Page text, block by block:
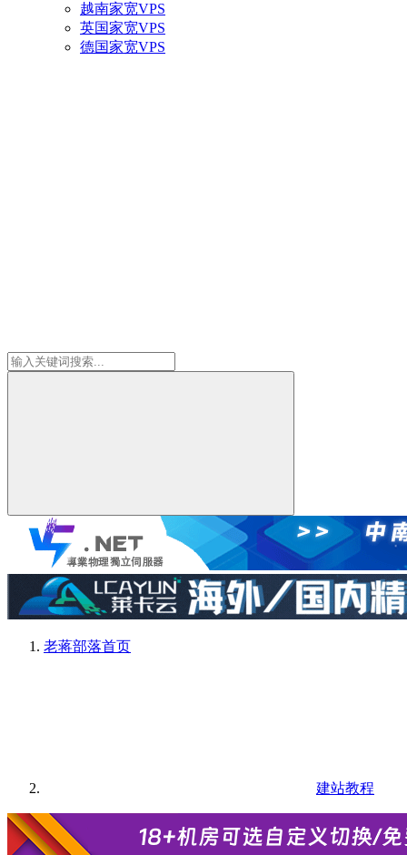
越南家宽VPS
英国家宽VPS
德国家宽VPS
老蒋部落首页
建站教程